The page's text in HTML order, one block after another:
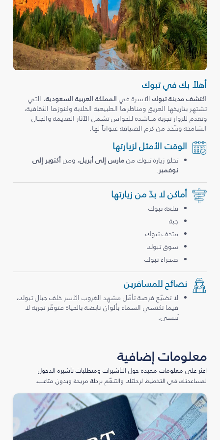
أهلاً بك في تبوك
اكتشف مدينة تبوكالآسرة في المملكة العربية السعودية، التي
تشتهر بتاريخها العريق ومناظرها الطبيعية الخلابة وكنوزها الثقافية،
وتقدم للزوار تجربة مناشدة للحواس تشمل الآثار القديمة والجبال
الشامخة وتتّخذ من كرم الضيافة عنواناً لها.
الوقت الأمثل لزيارتها
تحلو زيارة تبوك منمارس إلى أبريل، ومنأكتوبر إلى
نوفمبر.
أماكن لا بدّ من زيارتها
قلعة تبوك
جبة
متحف تبوك
سوق تبوك
صحراء تبوك
نصائح للمسافرين
لا تضيّع فرصة تأمّل مشهد الغروب الآسر خلف جبال تبوك،
فيما تكتسي السماء بألوان نابضة بالحياة فتوفّر تجربة لا
تُنسى.
معلومات إضافية
اعثر على معلومات مفيدة حول التأشيرات ومتطلبات تأشيرة الدخول
لمساعدتك في التخطيط لرحلتك والتنعّم برحلة مريحة وبدون متاعب.